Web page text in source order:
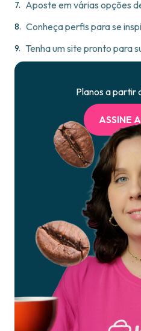
Aposte em várias opções
Conheça perfis para se
Tenha um site pronto para
Planos a partir
ASSINE